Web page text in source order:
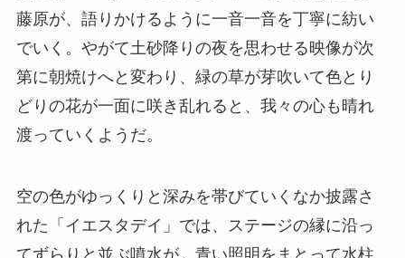
藤原が、語りかけるように一音一音を丁寧に紡い
でいく。やがて土砂降りの夜を思わせる映像が次
第に朝焼けへと変わり、緑の草が芽吹いて色とり
どりの花が一面に咲き乱れると、我々の心も晴れ
渡っていくようだ。
空の色がゆっくりと深みを帯びていくなか披露さ
れた「イエスタデイ」では、ステージの縁に沿っ
てずらりと並ぶ噴水が、青い照明をまとって水柱